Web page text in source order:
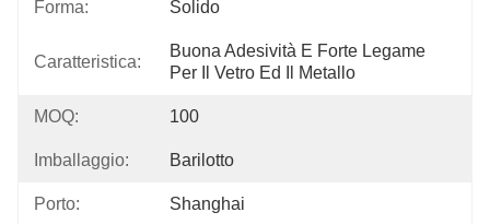
Forma: Solido
Caratteristica:
Buona Adesività E Forte Legame
Per Il Vetro Ed Il Metallo
MOQ: 100
Imballaggio: Barilotto
Porto: Shanghai